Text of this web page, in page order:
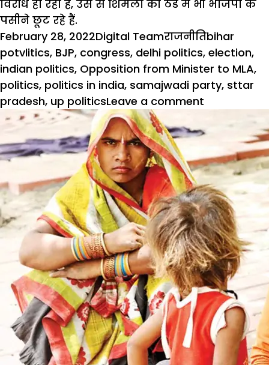
विरोध हो रहा है, उस से शिमला की ठंड में भी भाजपा के
पसीने छूट रहे हैं.
Posted
on
February 28, 2022Author
Digital TeamCategories
राजनीतिTags
bihar
potvlitics, BJP, congress, delhi politics, election,
indian politics, Opposition from Minister to MLA,
politics, politics in india, samajwadi party, sttar
pradesh, up politicsLeave a comment
और
दलितों
से
घबराई
भाजपा
की
ठंडी
गरमी